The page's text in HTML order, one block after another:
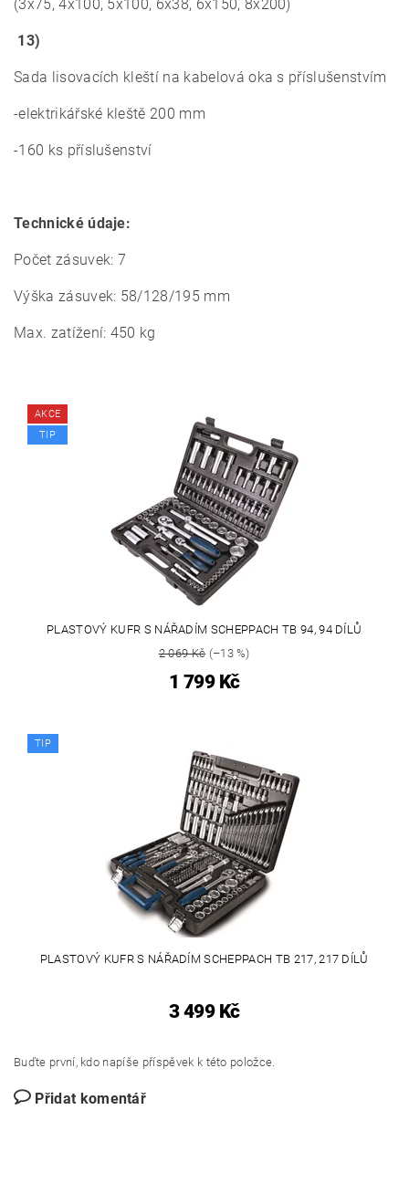
(3x75, 4x100, 5x100, 6x38, 6x150, 8x200)
13)
Sada lisovacích kleští na kabelová oka s příslušenstvím
-elektrikářské kleště 200 mm
-160 ks příslušenství
Technické údaje:
Počet zásuvek: 7
Výška zásuvek: 58/128/195 mm
Max. zatížení: 450 kg
AKCE
TIP
PLASTOVÝ KUFR S NÁŘADÍM SCHEPPACH TB 94, 94 DÍLŮ
2 069 Kč(–13 %)
1 799 Kč
TIP
PLASTOVÝ KUFR S NÁŘADÍM SCHEPPACH TB 217, 217 DÍLŮ
3 499 Kč
Buďte první, kdo napíše příspěvek k této položce.
Přidat komentář